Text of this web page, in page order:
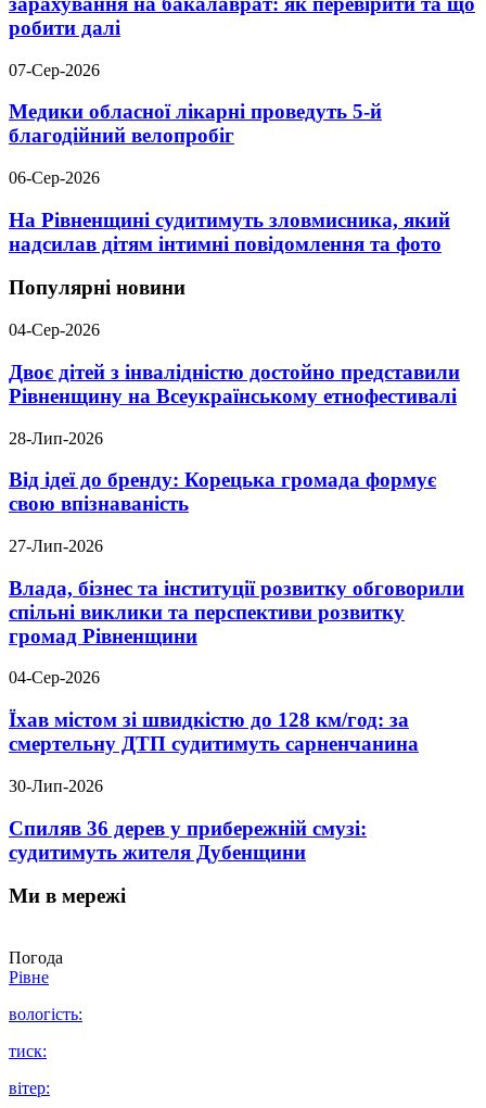
робити далі
07-Сер-2026
Медики обласної лікарні проведуть 5-й
благодійний велопробіг
06-Сер-2026
На Рівненщині судитимуть зловмисника, який
надсилав дітям інтимні повідомлення та фото
Популярні новини
04-Сер-2026
Двоє дітей з інвалідністю достойно представили
Рівненщину на Всеукраїнському етнофестивалі
28-Лип-2026
Від ідеї до бренду: Корецька громада формує
свою впізнаваність
27-Лип-2026
Влада, бізнес та інституції розвитку обговорили
спільні виклики та перспективи розвитку
громад Рівненщини
04-Сер-2026
Їхав містом зі швидкістю до 128 км/год: за
смертельну ДТП судитимуть сарненчанина
30-Лип-2026
Спиляв 36 дерев у прибережній смузі:
судитимуть жителя Дубенщини
Ми в мережі
Погода
Рівне
вологість:
тиск:
вітер: